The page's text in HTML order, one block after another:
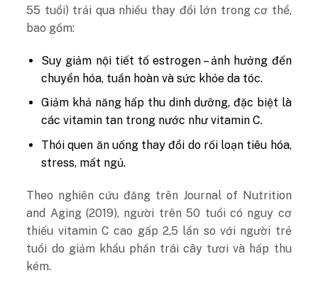
55 tuổi) trải qua nhiều thay đổi lớn trong cơ thể,
bao gồm:
Suy giảm nội tiết tố estrogen – ảnh hưởng đến
chuyển hóa, tuần hoàn và sức khỏe da tóc.
Giảm khả năng hấp thu dinh dưỡng, đặc biệt là
các vitamin tan trong nước như vitamin C.
Thói quen ăn uống thay đổi do rối loạn tiêu hóa,
stress, mất ngủ.
Theo nghiên cứu đăng trên Journal of Nutrition
and Aging (2019), người trên 50 tuổi có nguy cơ
thiếu vitamin C cao gấp 2,5 lần so với người trẻ
tuổi do giảm khẩu phần trái cây tươi và hấp thu
kém.